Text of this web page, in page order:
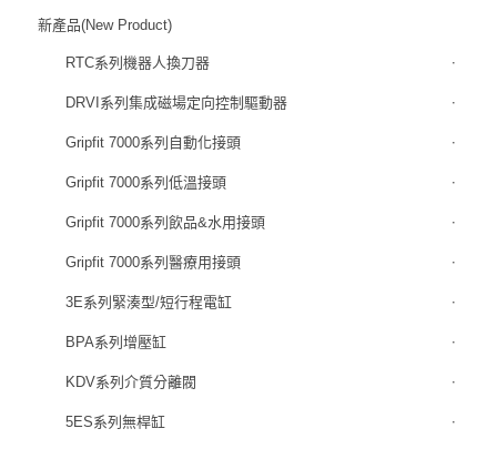
新產品(New Product)
RTC系列機器人換刀器
DRVI系列集成磁場定向控制驅動器
Gripfit 7000系列自動化接頭
Gripfit 7000系列低溫接頭
Gripfit 7000系列飲品&水用接頭
Gripfit 7000系列醫療用接頭
3E系列緊湊型/短行程電缸
BPA系列增壓缸
KDV系列介質分離閥
5ES系列無桿缸